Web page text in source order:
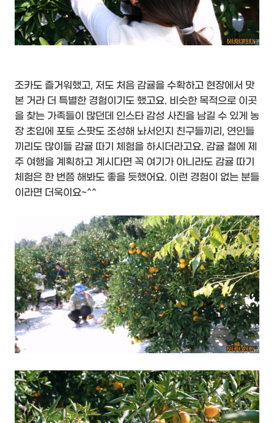
조카도 즐거워했고, 저도 처음 감귤을 수확하고 현장에서 맛
본 거라 더 특별한 경험이기도 했고요. 비슷한 목적으로 이곳
을 찾는 가족들이 많던데 인스타 감성 사진을 남길 수 있게 농
장 초입에 포토 스팟도 조성해 놔서인지 친구들끼리, 연인들
끼리도 많이들 감귤 따기 체험을 하시더라고요. 감귤 철에 제
주 여행을 계획하고 계시다면 꼭 여기가 아니라도 감귤 따기
체험은 한 번쯤 해봐도 좋을 듯했어요. 이런 경험이 없는 분들
이라면 더욱이요~^^